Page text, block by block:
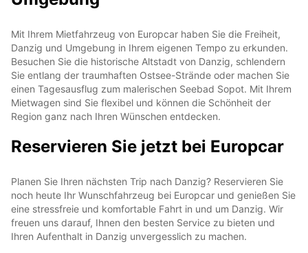
Mit Ihrem Mietfahrzeug von Europcar haben Sie die Freiheit,
Danzig und Umgebung in Ihrem eigenen Tempo zu erkunden.
Besuchen Sie die historische Altstadt von Danzig, schlendern
Sie entlang der traumhaften Ostsee-Strände oder machen Sie
einen Tagesausflug zum malerischen Seebad Sopot. Mit Ihrem
Mietwagen sind Sie flexibel und können die Schönheit der
Region ganz nach Ihren Wünschen entdecken.
Reservieren Sie jetzt bei Europcar
Planen Sie Ihren nächsten Trip nach Danzig? Reservieren Sie
noch heute Ihr Wunschfahrzeug bei Europcar und genießen Sie
eine stressfreie und komfortable Fahrt in und um Danzig. Wir
freuen uns darauf, Ihnen den besten Service zu bieten und
Ihren Aufenthalt in Danzig unvergesslich zu machen.